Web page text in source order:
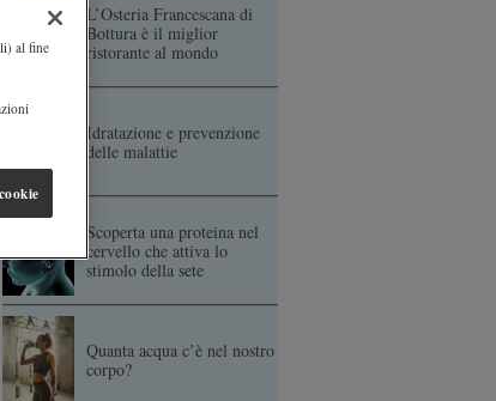
L’Osteria Francescana di
Bottura è il miglior
ristorante al mondo
Idratazione e prevenzione
delle malattie
Scoperta una proteina nel
cervello che attiva lo
stimolo della sete
Quanta acqua c’è nel nostro
corpo?
al fine